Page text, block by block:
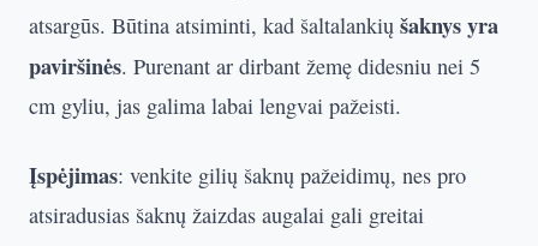
atsargūs. Būtina atsiminti, kad šaltalankių šaknys yra
paviršinės. Purenant ar dirbant žemę didesniu nei 5
cm gyliu, jas galima labai lengvai pažeisti.
Įspėjimas: venkite gilių šaknų pažeidimų, nes pro
atsiradusias šaknų žaizdas augalai gali greitai